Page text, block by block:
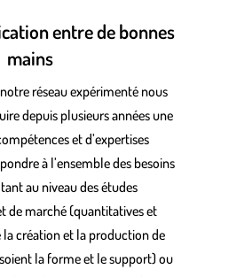
entre de bonnes
mains
réseau expérimenté nous
depuis plusieurs années une
et d’expertises
à l’ensemble des besoins
au niveau des études
de marché (quantitatives et
création et la production de
la forme et le support) ou